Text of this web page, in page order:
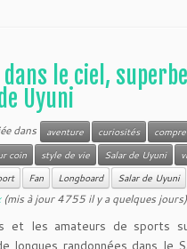
dans le ciel,
Uyuni
dans aventure curiosités
coin style de vie Salar de Uyuni
Fan Longboard Salar de Uyuni
(mis à jour 4755 il y a quelques jours)
et les amateurs de sports
longues randonnées dans le